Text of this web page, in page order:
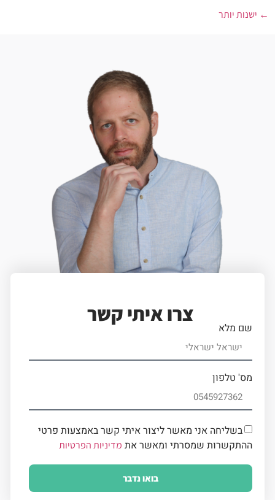
← ישנות יותר
צרו איתי קשר
שם מלא
מס' טלפון
בשליחה אני מאשר ליצור איתי קשר באמצעות פרטי
ההתקשרות שמסרתי ומאשר את מדיניות הפרטיות
בואו נדבר